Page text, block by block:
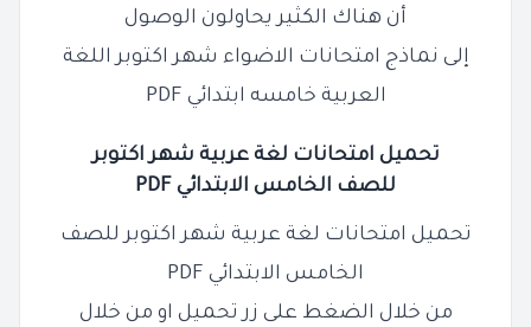
أن هناك الكثير يحاولون الوصول
إلى نماذج امتحانات الاضواء شهر اكتوبر اللغة
العربية خامسه ابتدائي PDF
تحميل امتحانات لغة عربية شهر اكتوبر
للصف الخامس الابتدائي PDF
تحميل امتحانات لغة عربية شهر اكتوبر للصف
الخامس الابتدائي PDF
من خلال الضغط على زر تحميل او من خلال